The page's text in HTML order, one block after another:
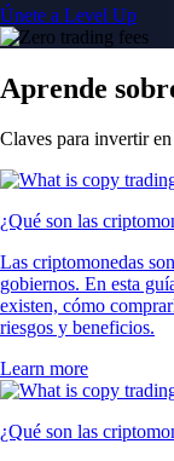
Únete a Level Up
Aprende
Claves para invertir
¿Qué son las
Las criptomonedas
gobiernos. En esta
existen, cómo
riesgos y beneficios.
Learn more
¿Qué son las